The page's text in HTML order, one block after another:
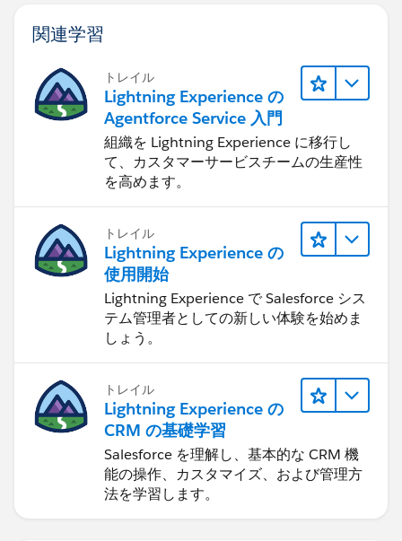
関連学習
トレイル
Lightning Experience の
Agentforce Service 入門
組織を Lightning Experience に移行し
て、カスタマーサービスチームの生産性
を高めます。
トレイル
Lightning Experience の
使用開始
Lightning Experience で Salesforce シス
テム管理者としての新しい体験を始めま
しょう。
トレイル
Lightning Experience の
CRM の基礎学習
Salesforce を理解し、基本的な CRM 機
能の操作、カスタマイズ、および管理方
法を学習します。